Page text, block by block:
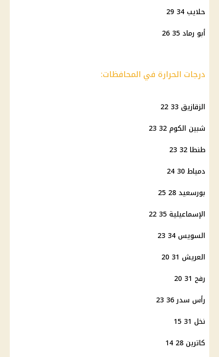
حلايب 34 29
أبو رماد 35 26
درجات الحرارة في المحافظات:
الزقازيق 33 22
شبين الكوم 32 23
طنطا 32 23
دمياط 30 24
بورسعيد 28 25
الإسماعيلية 35 22
السويس 34 23
العريش 31 20
رفح 31 20
رأس سدر 36 23
نخل 31 15
كاترين 28 14